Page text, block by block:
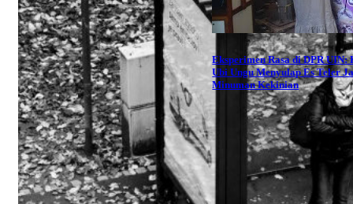
Eksperimen Rasa di DPR UIN:
Ubi Ungu Menyulap Es Teler
Minuman Kekinian